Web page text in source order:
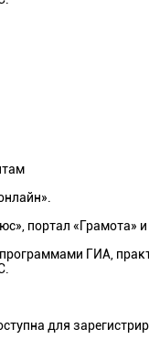
портал «Грамота» и
ГИА,
для